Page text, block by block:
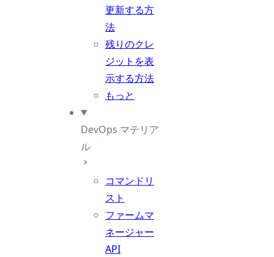
更新する方
法
残りのクレ
ジットを表
示する方法
もっと
DevOps マテリア
ル
コマンドリ
スト
ファームマ
ネージャー
API